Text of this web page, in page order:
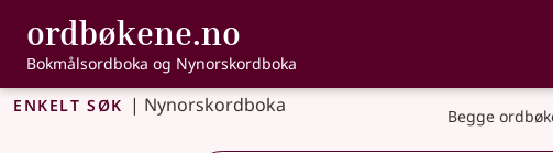
Gå til hovudinnhald
Tilgjenge
ordbøkene.no , Bokmålsordboka
Bokmålsordboka og Nynorskordboka
Enkelt søk | Nynorskordboka Begge